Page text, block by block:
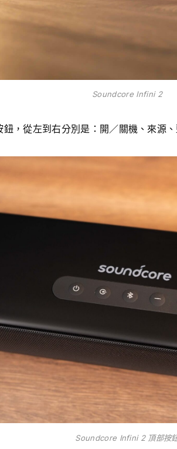
Soundcore Infini 2
，從左到右分別是：開／關機、來源
Soundcore Infini 2 頂部按